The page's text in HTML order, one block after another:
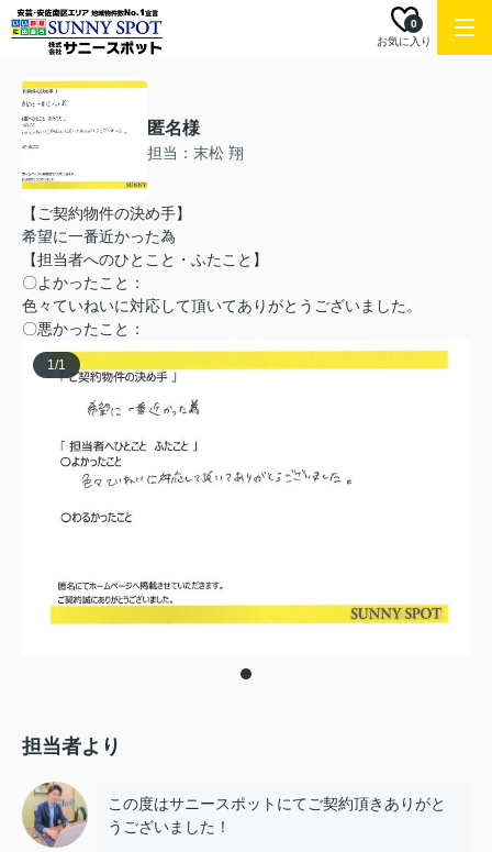
お気に入り
0
匿名様
担当：末松 翔
【ご契約物件の決め手】
希望に一番近かった為
【担当者へのひとこと・ふたこと】
〇よかったこと：
色々ていねいに対応して頂いてありがとうございました。
〇悪かったこと：
1/1
担当者より
この度はサニースポットにてご契約頂きありがと
うございました！